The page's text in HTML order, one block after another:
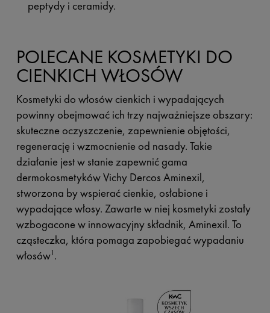
peptydy i ceramidy.
POLECANE KOSMETYKI DO
CIENKICH WŁOSÓW
Kosmetyki do włosów cienkich i wypadających
powinny obejmować ich trzy najważniejsze obszary:
skuteczne oczyszczenie, zapewnienie objętości,
regenerację i wzmocnienie od nasady. Takie
działanie jest w stanie zapewnić gama
dermokosmetyków Vichy Dercos Aminexil,
stworzona by wspierać cienkie, osłabione i
wypadające włosy. Zawarte w niej kosmetyki zostały
wzbogacone w innowacyjny składnik, Aminexil. To
cząsteczka, która pomaga zapobiegać wypadaniu
włosów1 .